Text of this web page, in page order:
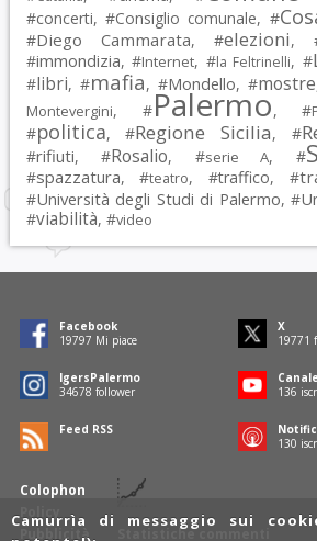
#concerti, #Consiglio comunale, #
#Diego Cammarata, #elezioni,
#immondizia, #Internet, #la Feltrinelli, #
#libri, #mafia, #Mondello, #mostre
Montevergini, #Palermo, #
#politica, #Regione Sicilia, #
#rifiuti, #Rosalio, #serie A, #
#spazzatura, #teatro, #traffico, #
#Università degli Studi di Palermo, #
#viabilità, #video
Colophon
Policy
Pubblicità
Statistiche commenti
Facebook
19797 Mi piace
X
19771
IgersPalermo
34678 follower
136
Feed RSS
130
Camurrìa di messaggio sui